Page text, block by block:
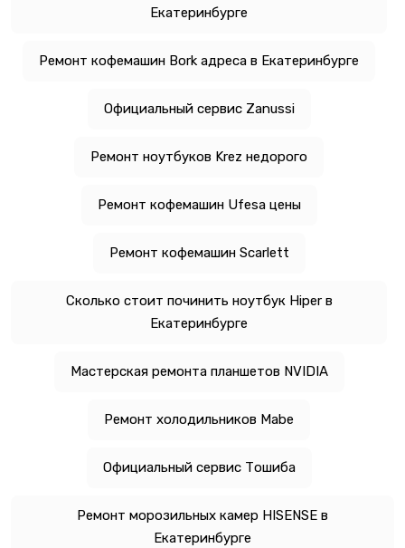
Екатеринбурге
Ремонт кофемашин Bork адреса в Екатеринбурге
Официальный сервис Zanussi
Ремонт ноутбуков Krez недорого
Ремонт кофемашин Ufesa цены
Ремонт кофемашин Scarlett
Сколько стоит починить ноутбук Hiper в
Екатеринбурге
Мастерская ремонта планшетов NVIDIA
Ремонт холодильников Mabe
Официальный сервис Тошиба
Ремонт морозильных камер HISENSE в
Екатеринбурге